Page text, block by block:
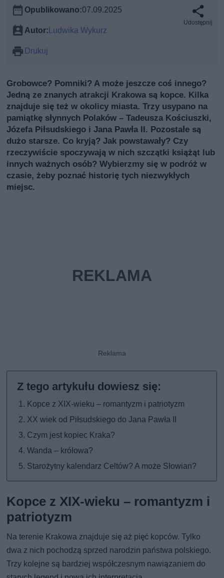
Opublikowano:07.09.2025
Autor:Ludwika Wykurz
Drukuj
Udostępnij
Grobowce? Pomniki? A może jeszcze coś innego?
Jedną ze znanych atrakcji Krakowa są kopce. Kilka
znajduje się też w okolicy miasta. Trzy usypano na
pamiątkę słynnych Polaków – Tadeusza Kościuszki,
Józefa Piłsudskiego i Jana Pawła II. Pozostałe są
dużo starsze. Co kryją? Jak powstawały? Czy
rzeczywiście spoczywają w nich szczątki książąt lub
innych ważnych osób? Wybierzmy się w podróż w
czasie, żeby poznać historię tych niezwykłych
miejsc.
Kopce z XIX-wieku – romantyzm i patriotyzm
XX wiek od Piłsudskiego do Jana Pawła II
Czym jest kopiec Kraka?
Wanda – królowa?
Starożytny kalendarz Celtów? A może Słowian?
Kopce z XIX-wieku – romantyzm i
patriotyzm
Na terenie Krakowa znajduje się aż pięć kopców. Tylko
dwa z nich pochodzą sprzed narodzin państwa polskiego.
Trzy kolejne są bardziej współczesnym nawiązaniem do